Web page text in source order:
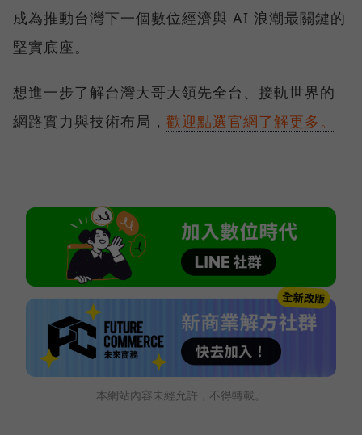
成為推動台灣下一個數位經濟與 AI 浪潮最關鍵的
堅實底座。
想進一步了解台灣大哥大領先全台、接軌世界的
網路實力與技術布局， 歡迎點選官網了解更多。
本網站內容未經允許，不得轉載。